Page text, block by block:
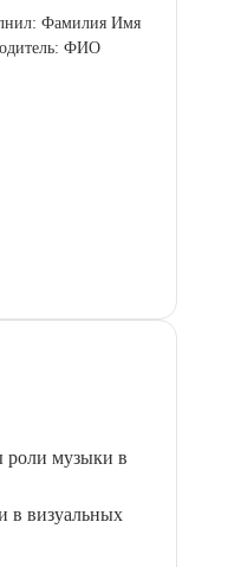
Фамилия Имя
ФИО
роли музыки в
в визуальных